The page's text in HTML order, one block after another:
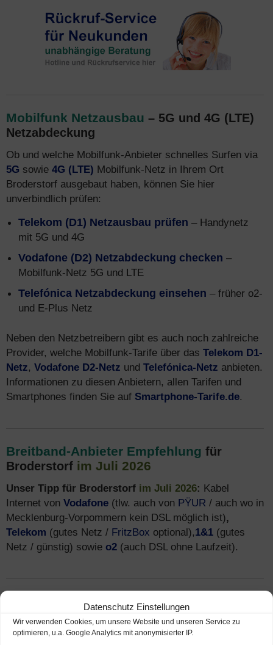
Datenschutz Einstellungen
Wir verwenden Cookies, um unsere Website und unseren Service zu
optimieren, u.a. Google Analytics mit anonymisierter IP.
Mobilfunk Netzausbau – 5G und 4G (LTE)
Netzabdeckung
Ob und welche Mobilfunk-Anbieter schnelles Surfen via
5G sowie 4G (LTE) Mobilfunk-Netz in Ihrem Ort
Broderstorf ausgebaut haben, können Sie hier
unverbindlich prüfen:
Telekom (D1) Netzausbau prüfen – Handynetz
mit 5G und 4G
Vodafone (D2) Netzabdeckung checken –
Mobilfunk-Netz 5G und LTE
Telefónica Netzabdeckung einsehen – früher o2-
und E-Plus Netz
Neben den Netzbetreibern gibt es auch noch zahlreiche
Provider, welche Mobilfunk-Tarife über das Telekom D1-
Netz, Vodafone D2-Netz und Telefónica-Netz anbieten.
Informationen zu diesen Anbietern, allen Tarifen und
Smartphones finden Sie auf Smartphone-Tarife.de.
Breitband-Anbieter Empfehlung für
Broderstorf im Juli 2026
Unser Tipp für Broderstorf im Juli 2026: Kabel
Internet von Vodafone (tlw. auch von PŸUR / auch wo in
Mecklenburg-Vorpommern kein DSL möglich ist),
Telekom (gutes Netz / FritzBox optional),1&1 (gutes
Netz / günstig) sowie o2 (auch DSL ohne Laufzeit).
Breitband Verfügbarkeit
in Broderstorf
prüfen (Breitbandausbau)
In Broderstorf ist die Breitband Verfügbarkeit in vielen